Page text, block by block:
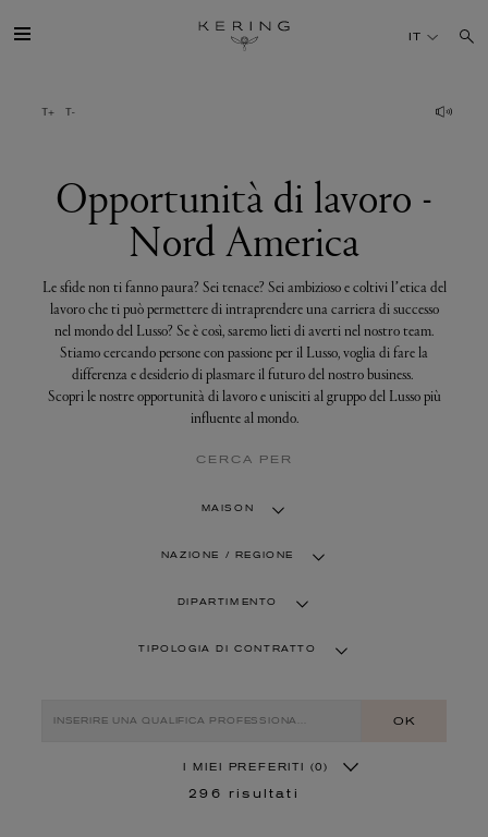
lavoro
TALENTI
SOSTENIBILITÀ
FINANCE
MEDIA
IT
Opportunità di lavoro -
Nord America
Le sfide non ti fanno paura? Sei tenace? Sei ambizioso e coltivi l’etica del
lavoro che ti può permettere di intraprendere una carriera di successo
nel mondo del Lusso? Se è così, saremo lieti di averti nel nostro team.
Stiamo cercando persone con passione per il Lusso, voglia di fare la
differenza e desiderio di plasmare il futuro del nostro business.
Scopri le nostre opportunità di lavoro e unisciti al gruppo del Lusso più
influente al mondo.
CERCA PER
MAISON
NAZIONE / REGIONE
DIPARTIMENTO
TIPOLOGIA DI CONTRATTO
OK
I MIEI PREFERITI (0)
296 risultati